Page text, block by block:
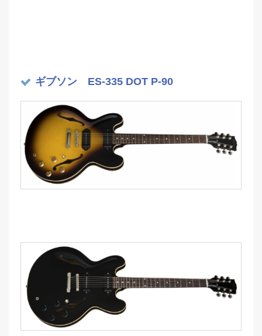
ギブソン ES-335 DOT P-90